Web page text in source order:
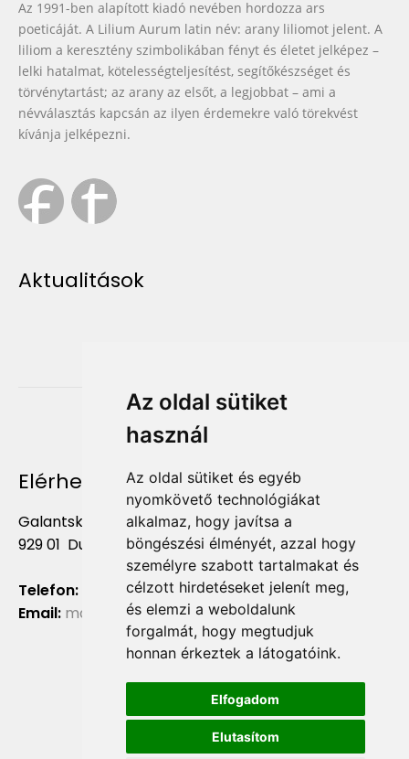
Az oldal sütiket
használ
Az oldal sütiket és egyéb
nyomkövető technológiákat
alkalmaz, hogy javítsa a
böngészési élményét, azzal hogy
személyre szabott tartalmakat és
célzott hirdetéseket jelenít meg,
és elemzi a weboldalunk
forgalmát, hogy megtudjuk
honnan érkeztek a látogatóink.
Elfogadom
Elutasítom
Az 1991-ben alapított kiadó nevében hordozza ars
poeticáját. A Lilium Aurum latin név: arany liliomot jelent. A
liliom a keresztény szimbolikában fényt és életet jelképez –
lelki hatalmat, kötelességteljesítést, segítőkészséget és
törvénytartást; az arany az elsőt, a legjobbat – ami a
névválasztás kapcsán az ilyen érdemekre való törekvést
kívánja jelképezni.
Aktualitások
Elérhetőség
Galantská cesta 658/2F
929 01 Dunajská Streda
Telefon:
+421 903 724 781
Email: marketing@liliumaurum.sk